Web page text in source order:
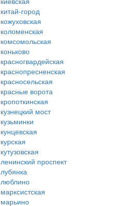
китай-город
кожуховская
коломенская
комсомольская
коньково
красногвардейская
краснопресненская
красносельская
красные ворота
кропоткинская
кузнецкий мост
кузьминки
кунцевская
курская
кутузовская
ленинский проспект
лубянка
люблино
марксистская
марьино